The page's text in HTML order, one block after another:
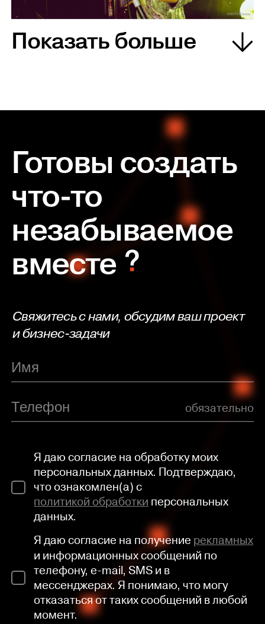
Показать больше
Готовы создать
что-то
незабываемое
вместе
Свяжитесь с нами, обсудим ваш проект
и бизнес-задачи
обязательно
Я даю согласие на обработку моих
персональных данных. Подтверждаю,
что ознакомлен(а) с
политикой обработкиперсональных
данных.
Я даю согласие на получение рекламных
и информационных сообщений по
телефону, e-mail, SMS и в
мессенджерах. Я понимаю, что могу
отказаться от таких сообщений в любой
момент.